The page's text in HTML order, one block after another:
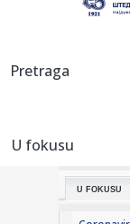
23:55:
VIDEO
23:47:
23:44: "Mesi
Pretraga
U fokusu
U FOKUSU